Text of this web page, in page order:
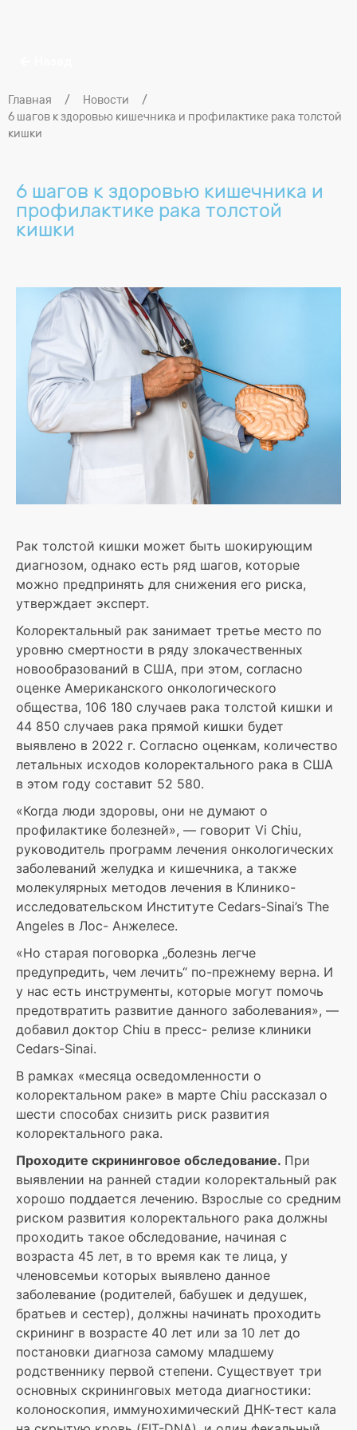
Главная / Новости
/
6 шагов к здоровью кишечника и профилактике рака толстой
кишки
6 шагов к здоровью кишечника и
профилактике рака толстой
кишки
Рак толстой кишки может быть шокирующим
диагнозом, однако есть ряд шагов, которые
можно предпринять для снижения его риска,
утверждает эксперт.
Колоректальный рак занимает третье место по
уровню смертности в ряду злокачественных
новообразований в США, при этом, согласно
оценке Американского онкологического
общества, 106 180 случаев рака толстой кишки и
44 850 случаев рака прямой кишки будет
выявлено в 2022 г. Согласно оценкам, количество
летальных исходов колоректального рака в США
в этом году составит 52 580.
«Когда люди здоровы, они не думают о
профилактике болезней», — говорит Vi Chiu,
руководитель программ лечения онкологических
заболеваний желудка и кишечника, а также
молекулярных методов лечения в Клинико-
исследовательском Институте Cedars-Sinai’s The
Angeles в Лос- Анжелесе.
«Но старая поговорка „болезнь легче
предупредить, чем лечить“ по-прежнему верна. И
у нас есть инструменты, которые могут помочь
предотвратить развитие данного заболевания», —
добавил доктор Chiu в пресс- релизе клиники
Cedars-Sinai.
В рамках «месяца осведомленности о
колоректальном раке» в марте Chiu рассказал о
шести способах снизить риск развития
колоректального рака.
Проходите скрининговое обследование. При
выявлении на ранней стадии колоректальный рак
хорошо поддается лечению. Взрослые со средним
риском развития колоректального рака должны
проходить такое обследование, начиная с
возраста 45 лет, в то время как те лица, у
членовсемьи которых выявлено данное
заболевание (родителей, бабушек и дедушек,
братьев и сестер), должны начинать проходить
скрининг в возрасте 40 лет или за 10 лет до
постановки диагноза самому младшему
родственнику первой степени. Существует три
основных скрининговых метода диагностики:
колоноскопия, иммунохимический ДНК-тест кала